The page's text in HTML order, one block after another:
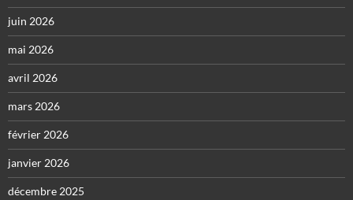
juin 2026
mai 2026
avril 2026
mars 2026
février 2026
janvier 2026
décembre 2025